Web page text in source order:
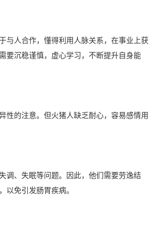
与人合作，懂得利用人脉关系，在事业上获
要沉稳谨慎，虚心学习，不断提升自身能
性的注意。但火猪人缺乏耐心，容易感情用
调、失眠等问题。因此，他们需要劳逸结
以免引发肠胃疾病。